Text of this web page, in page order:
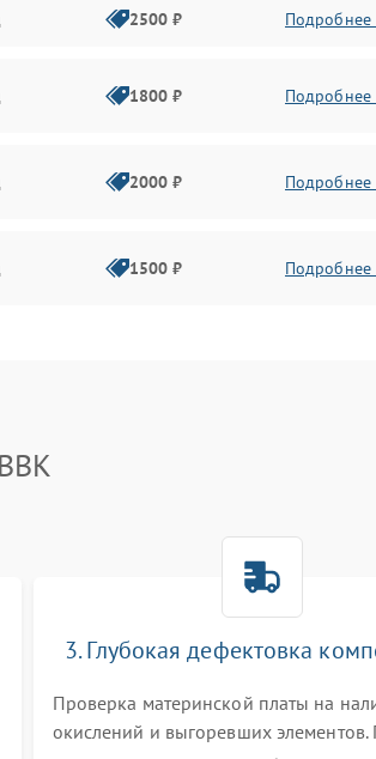
2500 ₽
1800 ₽
2000 ₽
1500 ₽
3. Глубокая дефектовка
Проверка материнской платы на
окислений и выгоревших элементов.